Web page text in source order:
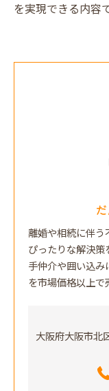
を実現できる内容
離婚や相続に伴
ぴったりな解決
手仲介や囲い込
を市場価格以上で
大阪府大阪市北